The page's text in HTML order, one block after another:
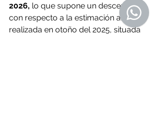
2026, lo que supone un descenso
con respecto a la estimación anterior,
realizada en otoño del 2025, situada